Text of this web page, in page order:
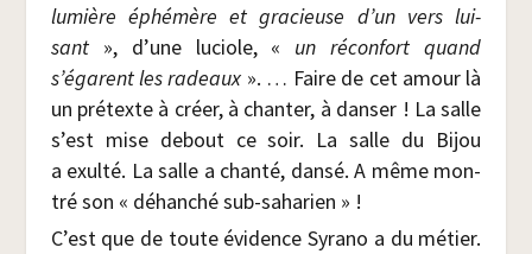
lumière éphé­mère et gra­cieuse d’un vers lui­
sant», d’une luciole, « un récon­fort quand
s’égarent les radeaux ». … Faire de cet amour là
un pré­texte à créer, à chan­ter, à dan­ser ! La salle
s’est mise debout ce soir. La salle du Bijou
a exul­té. La salle a chan­té, dan­sé. A même mon­
tré son « déhan­ché sub-saharien » !
C’est que de toute évi­dence Syra­no a du métier.